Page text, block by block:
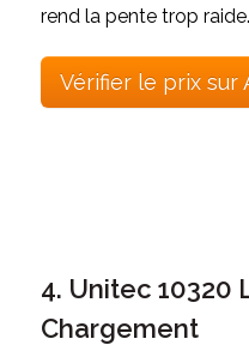
rend la pente trop raide.
Vérifier le prix sur
4. Unitec 10320
Chargement